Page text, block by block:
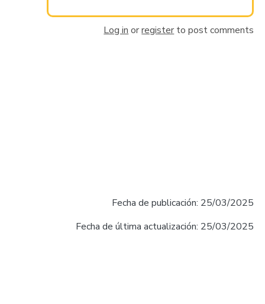
Log in orregister to post comments
Fecha de publicación: 25/03/2025
Fecha de última actualización: 25/03/2025